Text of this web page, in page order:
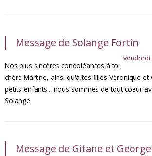
Message de Solange Fortin
Nos plus sincères condoléances à toi
chère Martine, ainsi qu'à tes filles Véronique et
petits-enfants... nous sommes de tout coeur
Solange
Message de Gitane et